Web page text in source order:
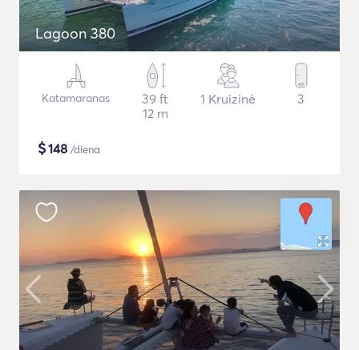
Lagoon 380
Katamaranas
39 ft
12 m
1 Kruizinė 3
$148 /diena